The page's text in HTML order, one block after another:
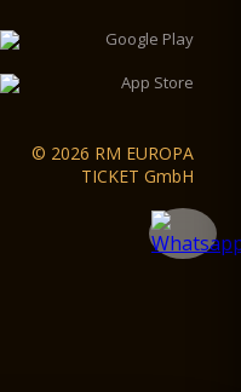
© 2026 RM EUROPA
TICKET GmbH